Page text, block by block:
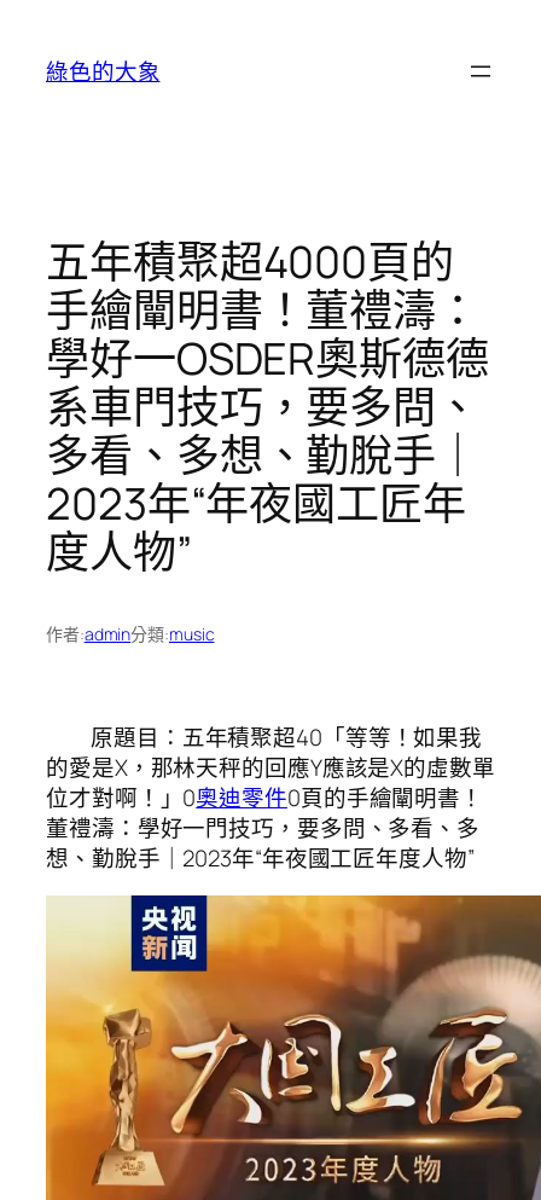
綠色的大象
五年積聚超4000頁的
手繪闡明書！董禮濤：
學好一OSDER奧斯德德
系車門技巧，要多問、
多看、多想、勤脫手｜
2023年“年夜國工匠年
度人物”
作者:admin分類:music
原題目：五年積聚超40「等等！如果我
的愛是X，那林天秤的回應Y應該是X的虛數單
位才對啊！」0奧迪零件0頁的手繪闡明書！
董禮濤：學好一門技巧，要多問、多看、多
想、勤脫手｜2023年“年夜國工匠年度人物”